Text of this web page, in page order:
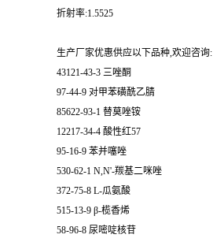
折射率:1.5525
生产厂家优惠供应以下品种,欢迎咨询:
43121-43-3 三唑酮
97-44-9 对甲苯磺酰乙腈
85622-93-1 替莫唑铵
12217-34-4 酸性红57
95-16-9 苯并噻唑
530-62-1 N,N'-羰基二咪唑
372-75-8 L-瓜氨酸
515-13-9 β-榄香烯
58-96-8 尿嘧啶核苷